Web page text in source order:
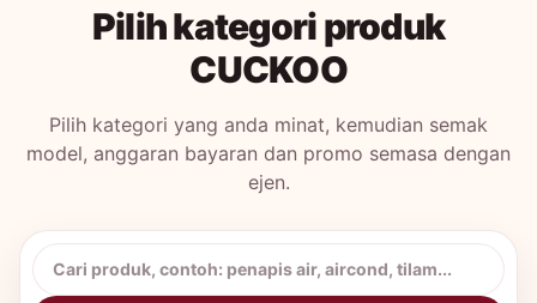
Pilih kategori produk
CUCKOO
Pilih kategori yang anda minat, kemudian semak
model, anggaran bayaran dan promo semasa dengan
ejen.
Cari produk CUCKOO